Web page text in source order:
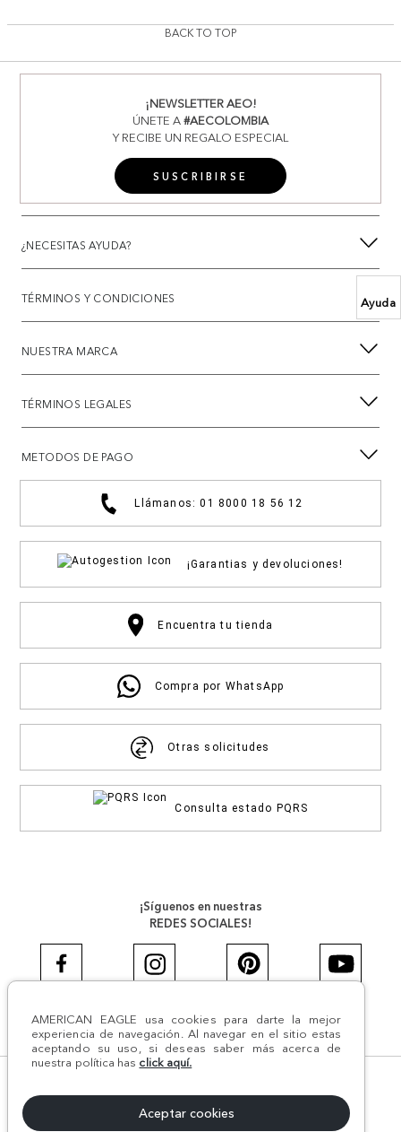
Ayuda
AMERICAN EAGLE usa cookies para darte la mejor
experiencia de navegación. Al navegar en el sitio estas
aceptando su uso, si deseas saber más acerca de
nuestra política has click aquí.
Aceptar cookies
BACK TO TOP
¡NEWSLETTER AEO!
ÚNETE A#AECOLOMBIA
Y RECIBE UN REGALO ESPECIAL
SUSCRIBIRSE
¿NECESITAS AYUDA?
TÉRMINOS Y CONDICIONES
NUESTRA MARCA
TÉRMINOS LEGALES
METODOS DE PAGO
Llámanos: 01 8000 18 56 12
¡Garantias y devoluciones!
Encuentra tu tienda
Compra por WhatsApp
Otras solicitudes
Consulta estado PQRS
¡Síguenos en nuestras
REDES SOCIALES!
#AEJEANS #AerieREALCOL
NIT:800.069.933-6 | CII 14 #52A - 370 | Medellín, Colombia